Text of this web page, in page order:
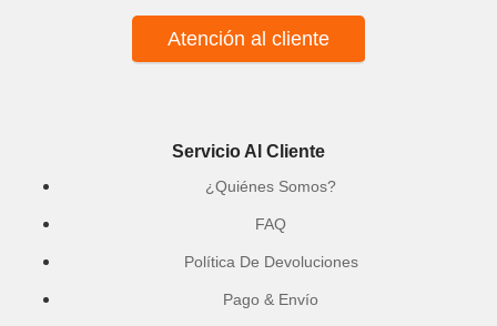
Atención al cliente
Servicio Al Cliente
¿Quiénes Somos?
FAQ
Política De Devoluciones
Pago & Envío